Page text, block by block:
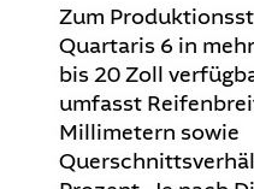
Zum
Quartaris 6 in
bis 20 Zoll
umfasst
Millimetern sowie